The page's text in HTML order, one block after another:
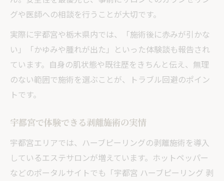
グや医師への相談を行うことが大切です。
実際に宇都宮や栃木県内では、「施術後に赤みが引かな
い」「かゆみや腫れが出た」といった体験談も報告され
ています。自身の肌状態や既往歴をきちんと伝え、無理
のない範囲で施術を選ぶことが、トラブル回避のポイン
トです。
宇都宮で体験できる剥離施術の実情
宇都宮エリアでは、ハーブピーリングの剥離施術を導入
しているエステサロンが増えています。ホットペッパー
などのポータルサイトでも「宇都宮 ハーブピーリング 剥